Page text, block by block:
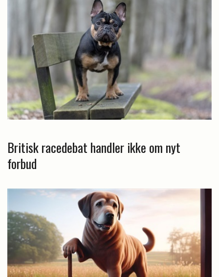
Britisk racedebat handler ikke om nyt
forbud